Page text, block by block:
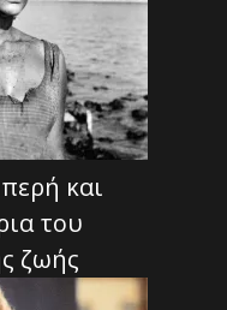
και
του
ζωής